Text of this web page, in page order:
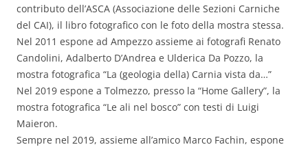
contributo dell’ASCA (Associazione delle Sezioni Carniche
del CAI), il libro fotografico con le foto della mostra stessa.
Nel 2011 espone ad Ampezzo assieme ai fotografi Renato
Candolini, Adalberto D’Andrea e Ulderica Da Pozzo, la
mostra fotografica “La (geologia della) Carnia vista da…”
Nel 2019 espone a Tolmezzo, presso la “Home Gallery”, la
mostra fotografica “Le ali nel bosco” con testi di Luigi
Maieron.
Sempre nel 2019, assieme all’amico Marco Fachin, espone